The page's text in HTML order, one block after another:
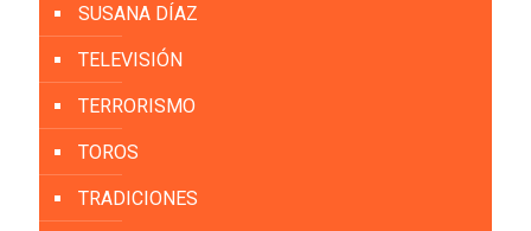
SUSANA DÍAZ
TELEVISIÓN
TERRORISMO
TOROS
TRADICIONES